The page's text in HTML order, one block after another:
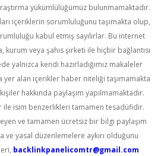
yükümlülüğümüz bulunmamaktadır.
içeriklerin sorumluluğunu taşımakta olup,
kabul etmiş sayılırlar. Bu internet
veya şahıs şirketi ile hiçbir bağlantısı
yalnızca kendi hazırladığımız makaleler
yer alan içerikler haber niteliği taşımamakta
hakkında paylaşım yapılmamaktadır.
ile isim benzerlikleri tamamen tesadüfidir.
ve tamamen ücretsiz bir bilgi paylaşım
ve yasal düzenlemelere aykırı olduğunu
backlinkpanelicomtr@gmail.com